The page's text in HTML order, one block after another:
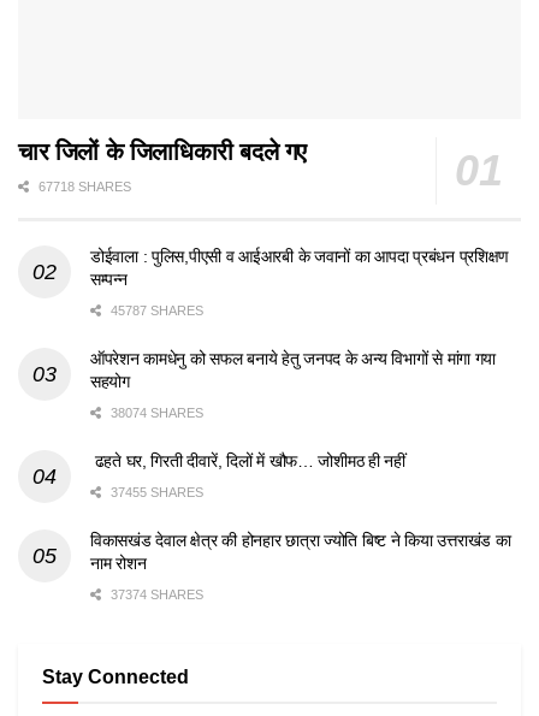
चार जिलों के जिलाधिकारी बदले गए
67718 SHARES
डोईवाला : पुलिस,पीएसी व आईआरबी के जवानों का आपदा प्रबंधन प्रशिक्षण
सम्पन्न
45787 SHARES
ऑपरेशन कामधेनु को सफल बनाये हेतु जनपद के अन्य विभागों से मांगा गया
सहयोग
38074 SHARES
ढहते घर, गिरती दीवारें, दिलों में खौफ… जोशीमठ ही नहीं
37455 SHARES
विकासखंड देवाल क्षेत्र की होनहार छात्रा ज्योति बिष्ट ने किया उत्तराखंड का
नाम रोशन
37374 SHARES
Stay Connected